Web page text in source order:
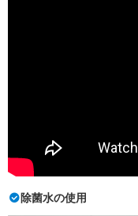
除菌水の使用